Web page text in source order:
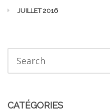
JUILLET 2016
CATÉGORIES